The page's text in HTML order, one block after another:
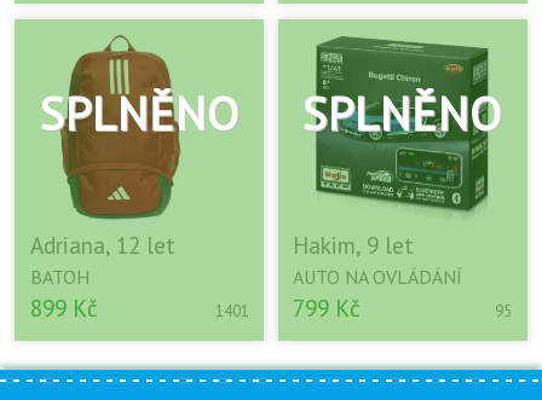
Adriana, 12 let
BATOH
899 Kč 1401
Hakim, 9 let
AUTO NA OVLÁDÁNÍ
799 Kč 95